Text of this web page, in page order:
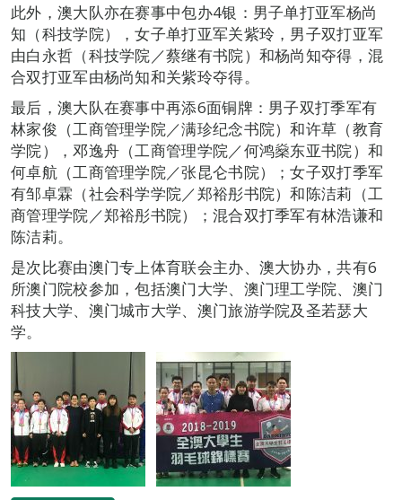
此外，澳大队亦在赛事中包办4银：男子单打亚军杨尚
知（科技学院），女子单打亚军关紫玲，男子双打亚军
由白永哲（科技学院／蔡继有书院）和杨尚知夺得，混
合双打亚军由杨尚知和关紫玲夺得。
最后，澳大队在赛事中再添6面铜牌：男子双打季军有
林家俊（工商管理学院／满珍纪念书院）和许草（教育
学院），邓逸舟（工商管理学院／何鸿燊东亚书院）和
何卓航（工商管理学院／张昆仑书院）；女子双打季军
有邹卓霖（社会科学学院／郑裕彤书院）和陈洁莉（工
商管理学院／郑裕彤书院）；混合双打季军有林浩谦和
陈洁莉。
是次比赛由澳门专上体育联会主办、澳大协办，共有6
所澳门院校参加，包括澳门大学、澳门理工学院、澳门
科技大学、澳门城市大学、澳门旅游学院及圣若瑟大
学。